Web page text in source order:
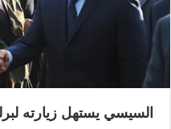
السيسي يستهل زيارته